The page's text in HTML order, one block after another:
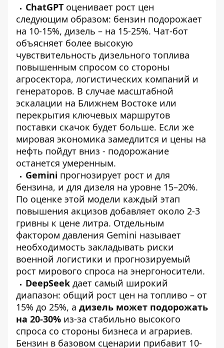
ChatGPT оценивает рост цен
следующим образом: бензин подорожает
на 10-15%, дизель – на 15-25%. Чат-бот
объясняет более высокую
чувствительность дизельного топлива
повышенным спросом со стороны
агросектора, логистических компаний и
генераторов. В случае масштабной
эскалации на Ближнем Востоке или
перекрытия ключевых маршрутов
поставки скачок будет больше. Если же
мировая экономика замедлится и цены на
нефть пойдут вниз - подорожание
останется умеренным.
Gemini прогнозирует рост и для
бензина, и для дизеля на уровне 15–20%.
По оценке этой модели каждый этап
повышения акцизов добавляет около 2-3
гривны к цене литра. Отдельным
фактором давления Gemini называет
необходимость закладывать риски
военной логистики и прогнозируемый
рост мирового спроса на энергоносители.
DeepSeek дает самый широкий
диапазон: общий рост цен на топливо – от
15% до 25%, а дизель может подорожать
на 20-30% из-за стабильно высокого
спроса со стороны бизнеса и аграриев.
Бензин в базовом сценарии прибавит 10-